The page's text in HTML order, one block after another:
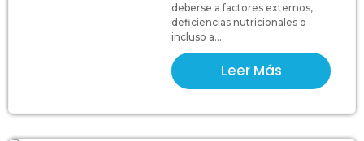
deberse a factores externos,
deficiencias nutricionales o
incluso a...
Leer Más